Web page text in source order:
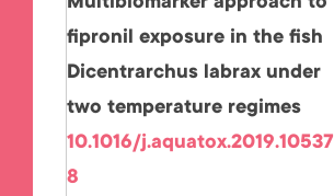
fipronil exposure in the fish
Dicentrarchus labrax under
two temperature regimes
10.1016/j.aquatox.2019.10537
8